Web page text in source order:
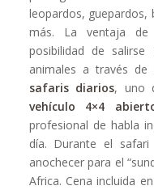
leopardos, guepardos,
más. La ventaja de
posibilidad de
animales a través de
safaris diarios, uno
vehículo 4×4
profesional de habla
día. Durante el
anochecer para el
Africa. Cena incluida